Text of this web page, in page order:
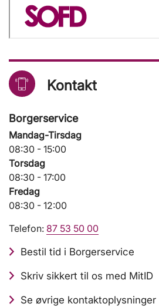
Kontakt
Borgerservice
Mandag-Tirsdag
08:30 - 15:00
Torsdag
08:30 - 17:00
Fredag
08:30 - 12:00
Telefon: 87 53 50 00
Bestil tid i Borgerservice
Skriv sikkert til os med MitID
Se øvrige kontaktoplysninger